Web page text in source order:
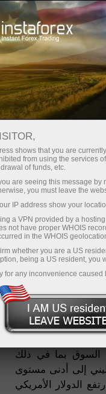
حولنا
(مع إنستافوركس)
قرارات
قواعد اللعبة في
بشأن بريكست في
المستضعف دونالد
السوق بما في ذلك
إلى أدنى مستوى
الدولار الأمريكي
shows that you are
from using the services
of funds, etc.
are seeing this message
you must leave the
IP address show your
a VPN provided by a
not have proper WHOIS
in the WHOIS
whether you are a US
being a US resident, you
for any inconvenience caused